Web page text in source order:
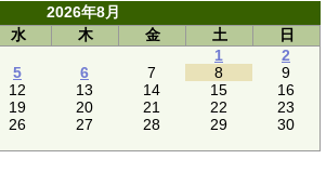
2026年8月
水 木 金 土
日
1
2
5 6 7 8
9
12 13 14 15
16
19 20 21 22
23
26 27 28 29
30